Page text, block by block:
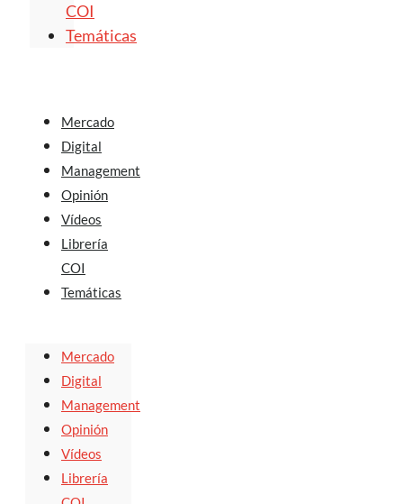
COI
Temáticas
Mercado
Digital
Management
Opinión
Vídeos
Librería
COI
Temáticas
Mercado
Digital
Management
Opinión
Vídeos
Librería